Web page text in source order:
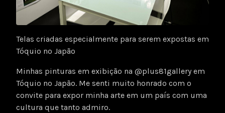
Telas criadas especialmente para serem expostas em
Tóquio no Japão
Minhas pinturas em exibição na @plus81gallery em
Tóquio no Japão. Me senti muito honrado com o
convite para expor minha arte em um país com uma
cultura que tanto admiro.